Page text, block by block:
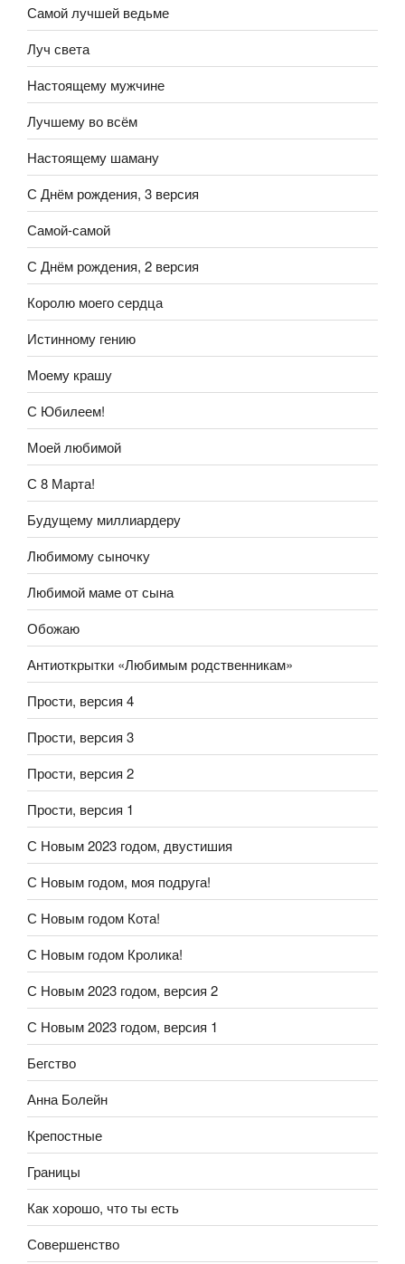
Самой лучшей ведьме
Луч света
Настоящему мужчине
Лучшему во всём
Настоящему шаману
С Днём рождения, 3 версия
Самой-самой
С Днём рождения, 2 версия
Королю моего сердца
Истинному гению
Моему крашу
С Юбилеем!
Моей любимой
С 8 Марта!
Будущему миллиардеру
Любимому сыночку
Любимой маме от сына
Обожаю
Антиоткрытки «Любимым родственникам»
Прости, версия 4
Прости, версия 3
Прости, версия 2
Прости, версия 1
С Новым 2023 годом, двустишия
С Новым годом, моя подруга!
С Новым годом Кота!
С Новым годом Кролика!
С Новым 2023 годом, версия 2
С Новым 2023 годом, версия 1
Бегство
Анна Болейн
Крепостные
Границы
Как хорошо, что ты есть
Совершенство